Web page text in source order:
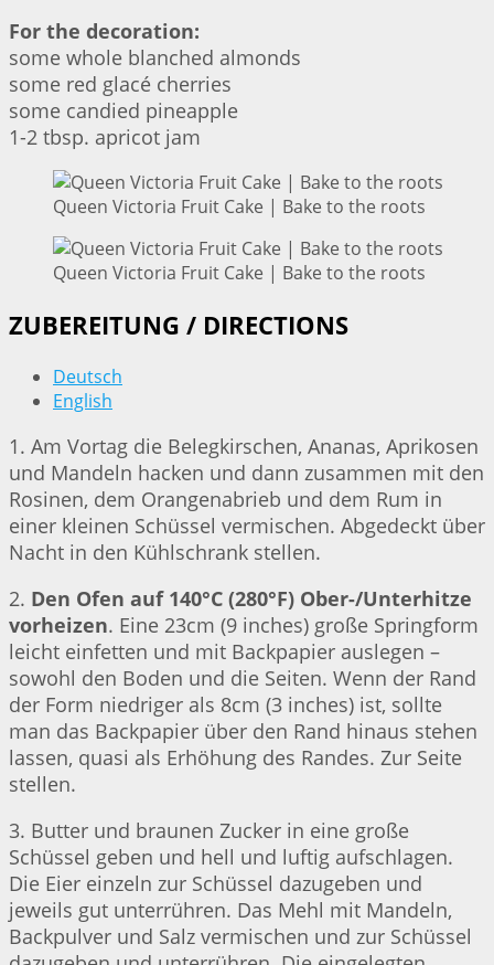
For the decoration:
some whole blanched almonds
some red glacé cherries
some candied pineapple
1-2 tbsp. apricot jam
Queen Victoria Fruit Cake | Bake to the roots
Queen Victoria Fruit Cake | Bake to the roots
ZUBEREITUNG / DIRECTIONS
Deutsch
English
1. Am Vortag die Belegkirschen, Ananas, Aprikosen
und Mandeln hacken und dann zusammen mit den
Rosinen, dem Orangenabrieb und dem Rum in
einer kleinen Schüssel vermischen. Abgedeckt über
Nacht in den Kühlschrank stellen.
2. Den Ofen auf 140°C (280°F) Ober-/Unterhitze
vorheizen. Eine 23cm (9 inches) große Springform
leicht einfetten und mit Backpapier auslegen –
sowohl den Boden und die Seiten. Wenn der Rand
der Form niedriger als 8cm (3 inches) ist, sollte
man das Backpapier über den Rand hinaus stehen
lassen, quasi als Erhöhung des Randes. Zur Seite
stellen.
3. Butter und braunen Zucker in eine große
Schüssel geben und hell und luftig aufschlagen.
Die Eier einzeln zur Schüssel dazugeben und
jeweils gut unterrühren. Das Mehl mit Mandeln,
Backpulver und Salz vermischen und zur Schüssel